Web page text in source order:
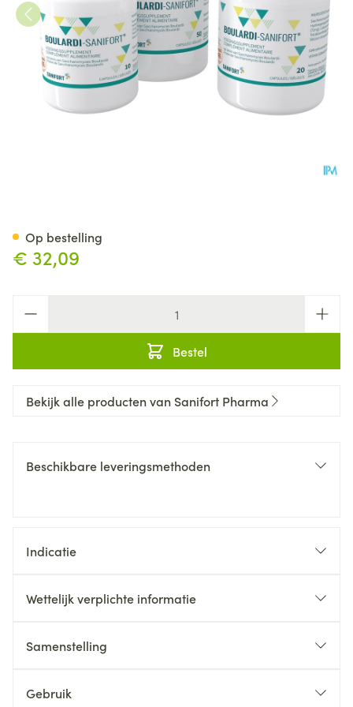
€ 32,09
Bestel
Op bestelling
Bekijk alle producten van Sanifort Pharma
Beschikbare leveringsmethoden
Indicatie
Wettelijk verplichte informatie
Samenstelling
Gebruik